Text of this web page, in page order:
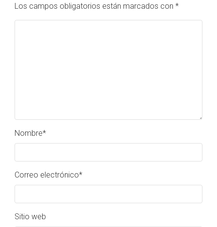
Los campos obligatorios están marcados con *
Nombre*
Correo electrónico*
Sitio web